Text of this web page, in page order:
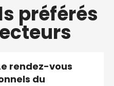
préférés
rendez-vous
du